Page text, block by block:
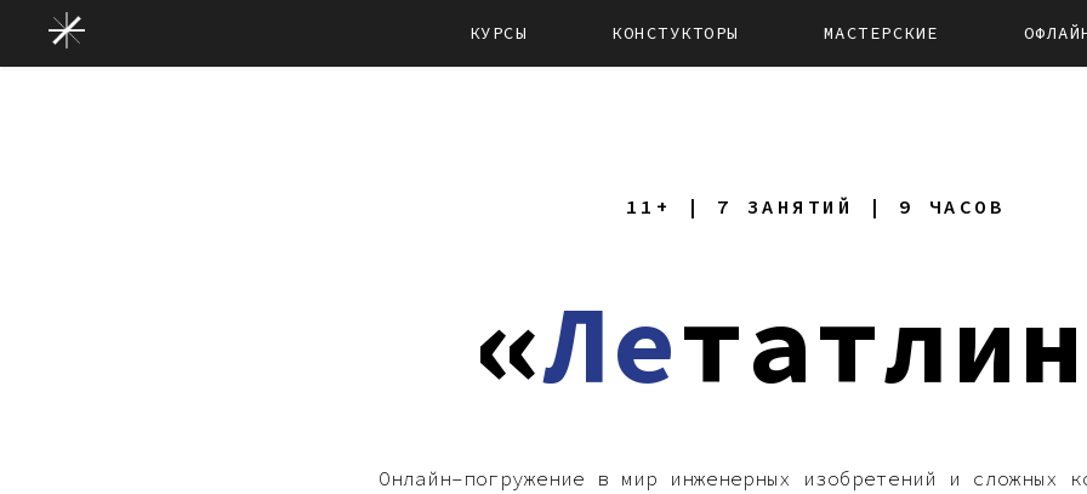
КУРСЫ КОНСТУКТОРЫ МАСТЕРСКИЕ
11+ | 7 ЗАНЯТИЙ | 9 ЧАСОВ
«Летатлин
Онлайн–погружение в мир инженерных изобретений и сложных